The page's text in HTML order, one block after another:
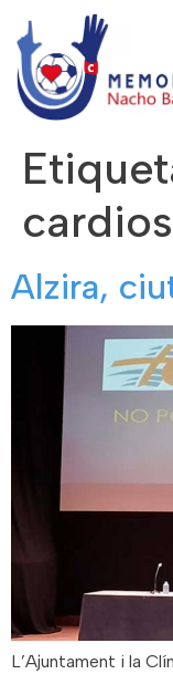
Alzira,
L’Ajuntament i la